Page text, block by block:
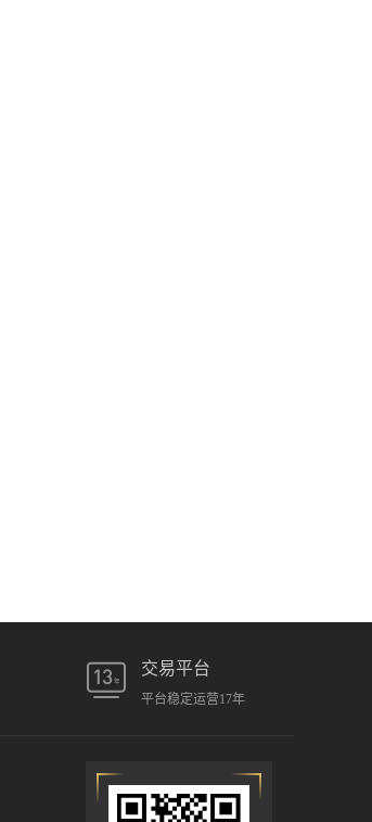
交易平台
平台稳定运营17年